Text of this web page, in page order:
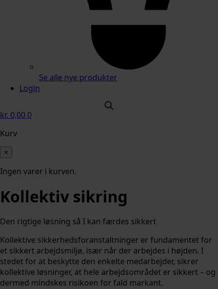
Se alle nye produkter
Login
kr. 0,00 0
Kurv
×
Ingen varer i kurven.
Kollektiv sikring
Den rigtige løsning så I kan færdes sikkert
Kollektive sikkerhedsforanstaltninger er fundamentet for
et sikkert arbejdsmiljø, især når der arbejdes i højden. I
stedet for at beskytte den enkelte medarbejder, sikrer
kollektive løsninger, at hele arbejdsområdet er sikkert – og
dermed mindskes risikoen for fald markant.